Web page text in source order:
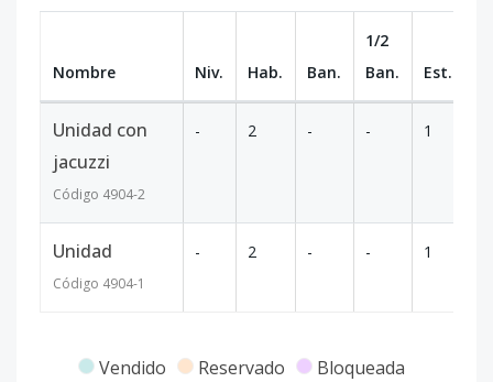
Nombre Niv. Hab. Ban.
1/2
Ban.
Est.
Unidad con
jacuzzi
Código 4904-2
- 2 - - 1
Unidad
Código 4904-1
- 2 - - 1
Vendido Reservado Bloqueada